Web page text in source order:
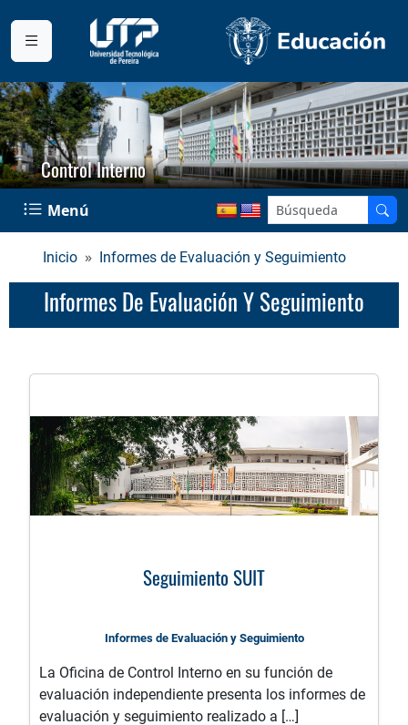
Control Interno
Menú
Inicio Informes de Evaluación y Seguimiento
Informes De Evaluación Y Seguimiento
Seguimiento SUIT
Informes de Evaluación y Seguimiento
La Oficina de Control Interno en su función de
evaluación independiente presenta los informes de
evaluación y seguimiento realizado a […]